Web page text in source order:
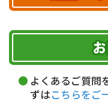
お
午前中
18～20時
代
5,000
期限を含むルール
ただく費用がござ
よくあるご質問
ずはこちらをご